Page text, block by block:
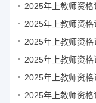
2025年上教师资
2025年上教师资
2025年上教师资
2025年上教师资
2025年上教师资
2025年上教师资